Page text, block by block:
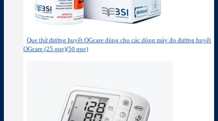
Que thử đường huyết OGcare dùng cho các dòng máy đo đường huyết
OGcare (25 que)(50 que)